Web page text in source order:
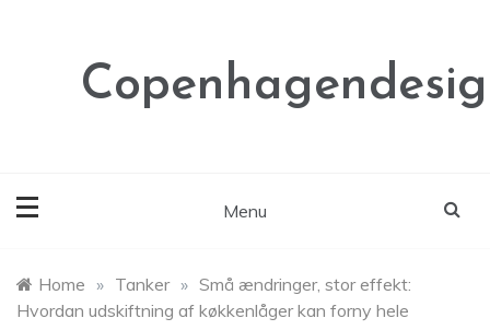
Menu
Home » Tanker » Små ændringer, stor effekt:
Hvordan udskiftning af køkkenlåger kan forny hele